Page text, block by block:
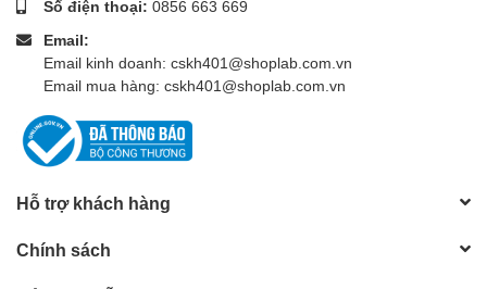
Số điện thoại: 0856 663 669
Email:
Email kinh doanh: cskh401@shoplab.com.vn
Email mua hàng: cskh401@shoplab.com.vn
Hỗ trợ khách hàng
Chính sách